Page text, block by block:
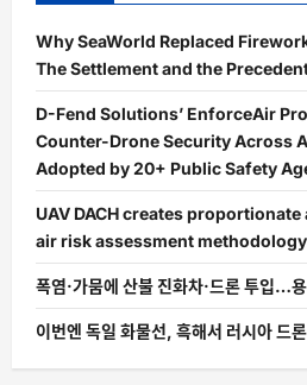
Why SeaWorld Replaced
The Settlement and the Precedent
D-Fend Solutions’ EnforceAir
Counter-Drone Security Across
Adopted by 20+ Public Safety
UAV DACH creates
air risk assessment
폭염·가뭄에 산불 진화차·드론 투입…
이번엔 독일 화물선, 흑해서 러시아 드